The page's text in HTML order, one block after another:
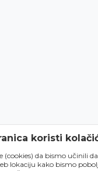
koristi
(cookies) da bismo učinili
lokaciju kako bismo